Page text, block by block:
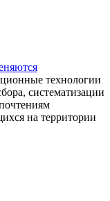
технологии
систематизации
на территории